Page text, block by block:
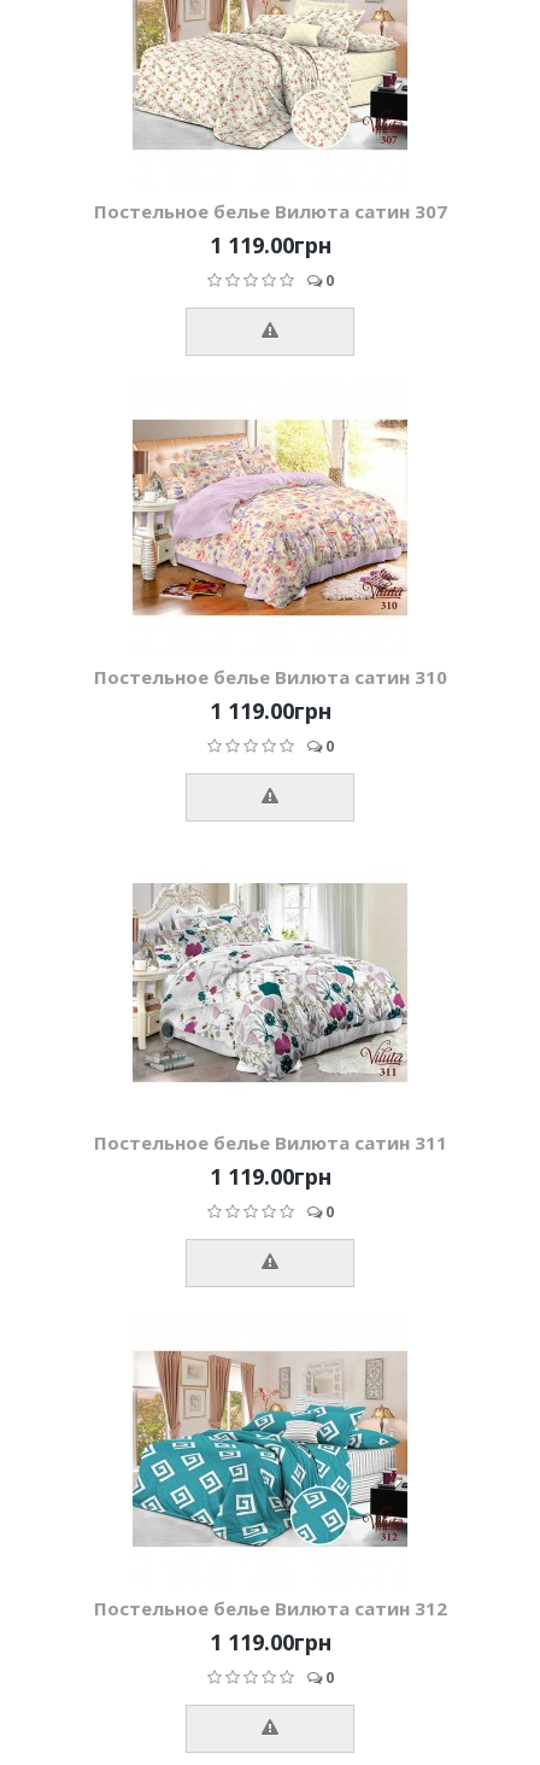
Постельное белье Вилюта сатин 307
1 119.00грн
0
Постельное белье Вилюта сатин 310
1 119.00грн
0
Постельное белье Вилюта сатин 311
1 119.00грн
0
Постельное белье Вилюта сатин 312
1 119.00грн
0